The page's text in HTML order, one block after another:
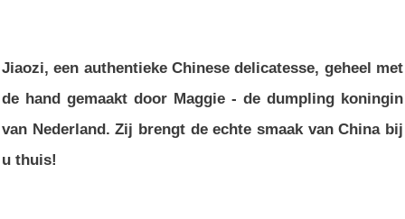
Jiaozi, een authentieke Chinese delicatesse, geheel met
de hand gemaakt door Maggie - de dumpling koningin
van Nederland. Zij brengt de echte smaak van China bij
u thuis!